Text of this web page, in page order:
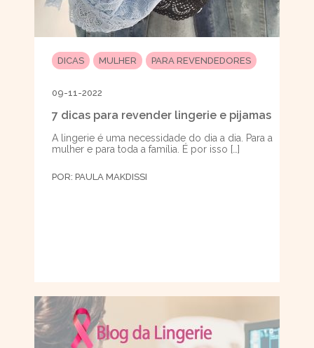
DICAS MULHER PARA REVENDEDORES
09-11-2022
7 dicas para revender lingerie e pijamas
A lingerie é uma necessidade do dia a dia. Para a
mulher e para toda a família. É por isso […]
POR: PAULA MAKDISSI